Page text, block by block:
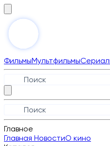
ФильмыМультфильмы
Главное
Главная НовостиО кино